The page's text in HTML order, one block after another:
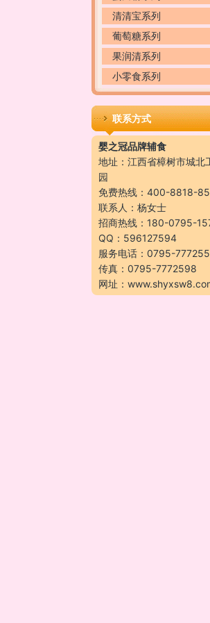
清清宝系列
葡萄糖系列
果润清系列
小零食系列
联系方式
婴之冠品牌辅食
地址：江西省樟树市城北
园
免费热线：400-8818-
联系人：杨女士
招商热线：180-0795-
QQ：596127594
服务电话：0795-
传真：0795-7772598
网址：